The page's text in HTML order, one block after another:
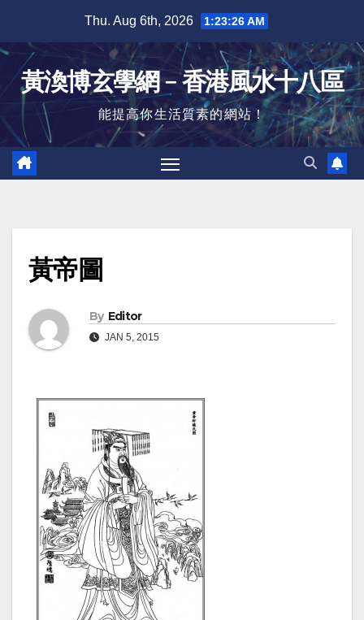
content
Thu. Aug 6th, 2026 1:23:26 AM
黃渙博玄學網﹣香港風水十八區
能提高你生活質素的網站！
黃帝圖
By Editor
JAN 5, 2015